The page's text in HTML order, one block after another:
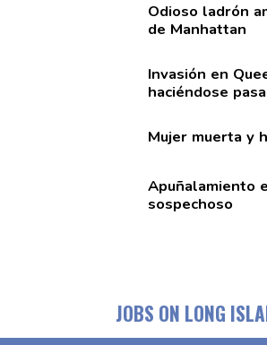
Odioso ladrón
de Manhattan
Invasión en
haciéndose
Mujer muerta y
Apuñalamiento
sospechoso
JOBS ON LONG